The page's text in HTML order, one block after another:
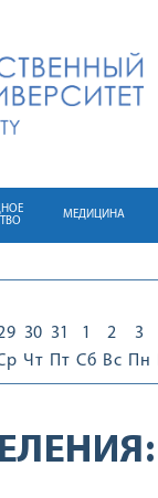
МЕДИЦИНА
30
Чт
31
Пт
1
Сб
2
Вс
3
Пн